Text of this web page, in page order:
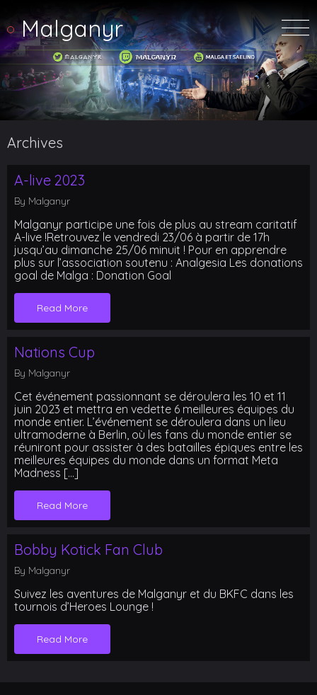
Malganyr
Archives
A-live 2023
By Malganyr
Malganyr participe une fois de plus au stream caritatif
A-live !Retrouvez le vendredi 23/06 à partir de 17h
jusqu’au dimanche 25/06 minuit ! Pour en apprendre
plus sur l’association soutenu : Analgesia Les donations
goal de Malga : Donation Goal
Read More
Nations Cup
By Malganyr
Cet événement passionnant se déroulera les 10 et 11
juin 2023 et mettra en vedette 6 meilleures équipes du
monde entier. L’événement se déroulera dans un lieu
ultramoderne à Berlin, où les fans du monde entier se
réuniront pour assister à des batailles épiques entre les
meilleures équipes du monde dans un format Meta
Madness […]
Read More
Bobby Kotick Fan Club
By Malganyr
Suivez les aventures de Malganyr et du BKFC dans les
tournois d’Heroes Lounge !
Read More